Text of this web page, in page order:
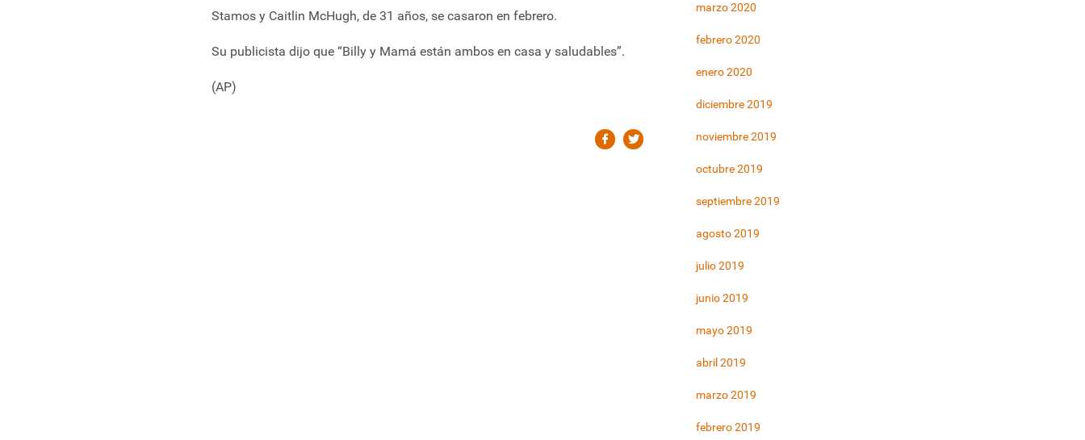
Stamos y Caitlin McHugh, de 31 años, se casaron en febrero.
Su publicista dijo que “Billy y Mamá están ambos en casa y saludables”.
(AP)
marzo 2020
febrero 2020
enero 2020
diciembre 2019
noviembre 2019
octubre 2019
septiembre 2019
agosto 2019
julio 2019
junio 2019
mayo 2019
abril 2019
marzo 2019
febrero 2019